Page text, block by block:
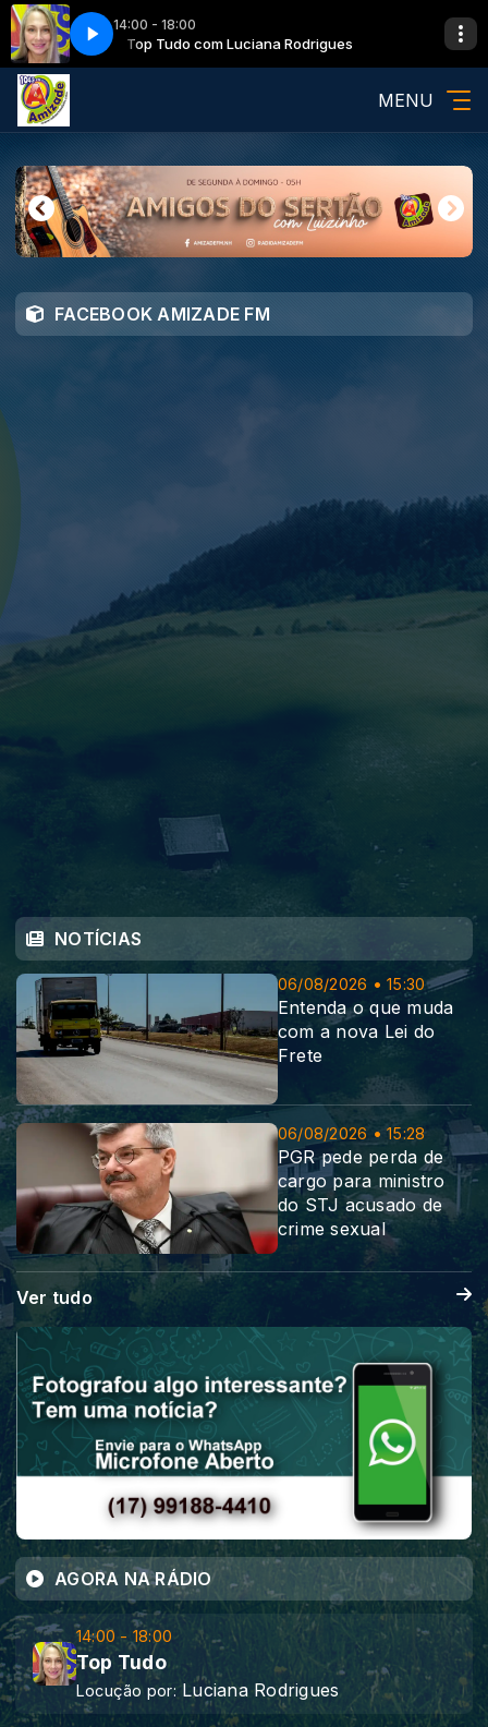
14:00 - 18:00
Top Tudo com Luciana Rodrigues
MENU
FACEBOOK AMIZADE FM
NOTÍCIAS
06/08/2026 • 15:30
Entenda o que muda
com a nova Lei do
Frete
06/08/2026 • 15:28
PGR pede perda de
cargo para ministro
do STJ acusado de
crime sexual
Ver tudo
AGORA NA RÁDIO
14:00 - 18:00
Top Tudo
Locução por: Luciana Rodrigues